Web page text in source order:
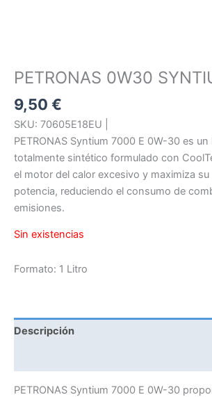
PETRONAS 0W30
9,50 €
SKU: 70605E18EU |
PETRONAS Syntium 7000 E 0W-30 es
totalmente sintético formulado con
el motor del calor excesivo y maximiza
potencia, reduciendo el consumo de
emisiones.
Sin existencias
Formato: 1 Litro
Descripción
PETRONAS Syntium 7000 E 0W-30